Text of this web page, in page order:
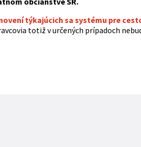
týkajúcich sa systému pre
totiž v určených prípadoch